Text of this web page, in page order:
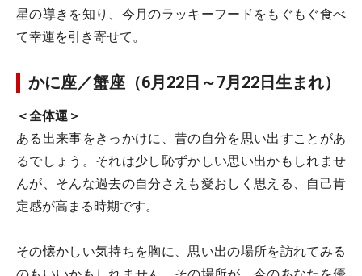
星の導きを知り、今月のラッキーフードをもぐもぐ食べ
て幸運を引き寄せて。
かに座／蟹座（6月22日～7月22日生まれ）
＜全体運＞
ある出来事をきっかけに、昔の自分を思い出すことがあ
るでしょう。それは少し恥ずかしい思い出かもしれませ
んが、そんな過去の自分さえも愛おしく思える、自己肯
定感が高まる時期です。
その懐かしい気持ちを胸に、思い出の場所を訪れてみる